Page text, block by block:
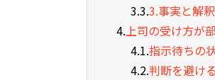
3.3.3.事実と解
4.上司の受け方が
4.1.指示待ちの
4.2.判断を避け